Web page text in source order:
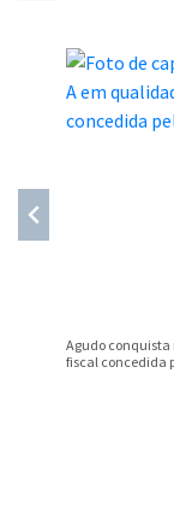
Agudo
fiscal concedida